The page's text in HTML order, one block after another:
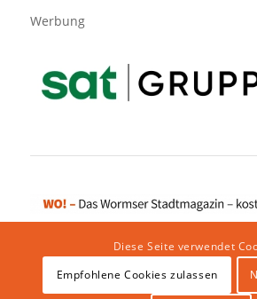
Werbung
Impressum|Datenschutzerklärung|Website
Diese Seite verwendet
Empfohlene Cookies zulassen